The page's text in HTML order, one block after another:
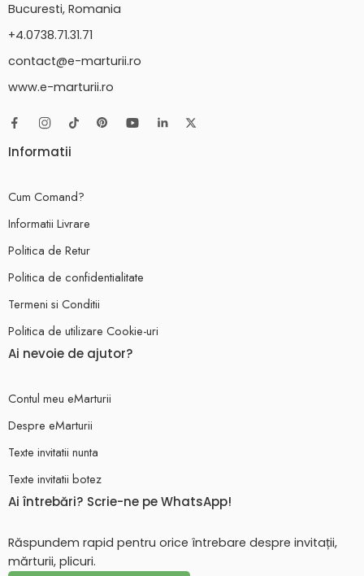
Bucuresti, Romania
+4.0738.71.31.71
contact@e-marturii.ro
www.e-marturii.ro
Informatii
Cum Comand?
Informatii Livrare
Politica de Retur
Politica de confidentialitate
Termeni si Conditii
Politica de utilizare Cookie-uri
Ai nevoie de ajutor?
Contul meu eMarturii
Despre eMarturii
Texte invitatii nunta
Texte invitatii botez
Ai întrebări? Scrie-ne pe WhatsApp!
Răspundem rapid pentru orice întrebare despre invitații,
mărturii, plicuri.